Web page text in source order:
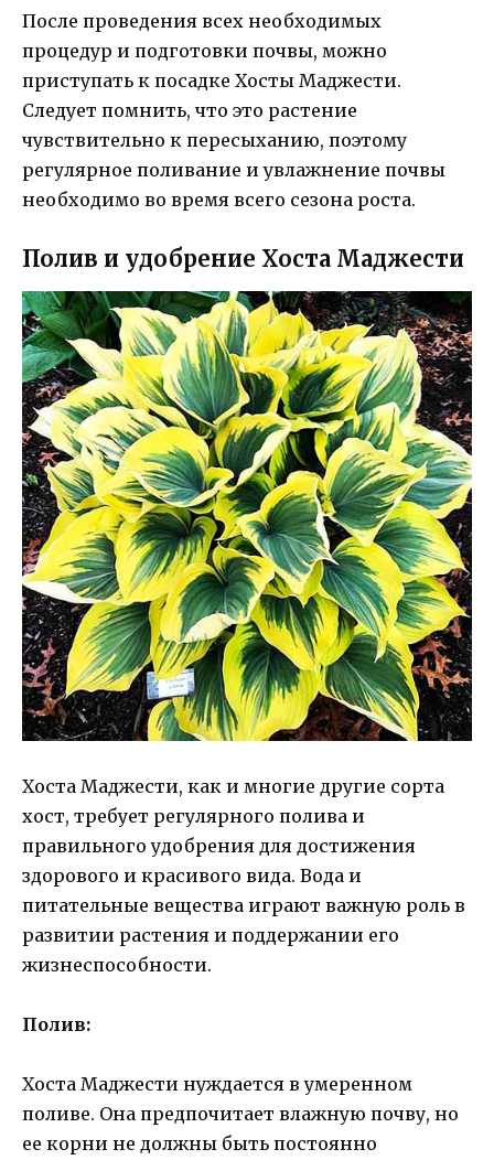
После проведения всех необходимых
процедур и подготовки почвы, можно
приступать к посадке Хосты Маджести.
Следует помнить, что это растение
чувствительно к пересыханию, поэтому
регулярное поливание и увлажнение почвы
необходимо во время всего сезона роста.
Полив и удобрение Хоста Маджести
Хоста Маджести, как и многие другие сорта
хост, требует регулярного полива и
правильного удобрения для достижения
здорового и красивого вида. Вода и
питательные вещества играют важную роль в
развитии растения и поддержании его
жизнеспособности.
Полив:
Хоста Маджести нуждается в умеренном
поливе. Она предпочитает влажную почву, но
ее корни не должны быть постоянно